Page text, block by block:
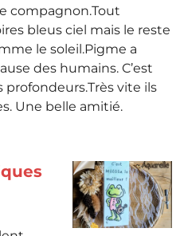
compagnon.Tout
bleus ciel mais le reste
le soleil.Pigme a
des humains. C’est
profondeurs.Très vite ils
Une belle amitié.